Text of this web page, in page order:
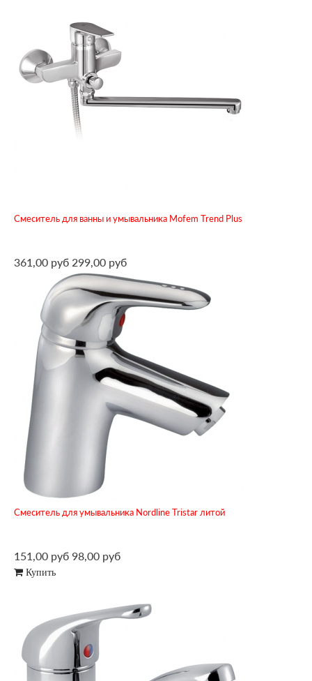
Смеситель для ванны и умывальника Mofem Trend Plus
361,00 руб 299,00 руб
Смеситель для умывальника Nordline Tristar литой
151,00 руб 98,00 руб
Купить